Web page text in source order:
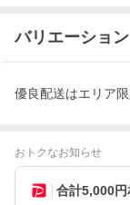
バリエーション
優良配送はエリア
おトクなお知らせ
合計5,000円